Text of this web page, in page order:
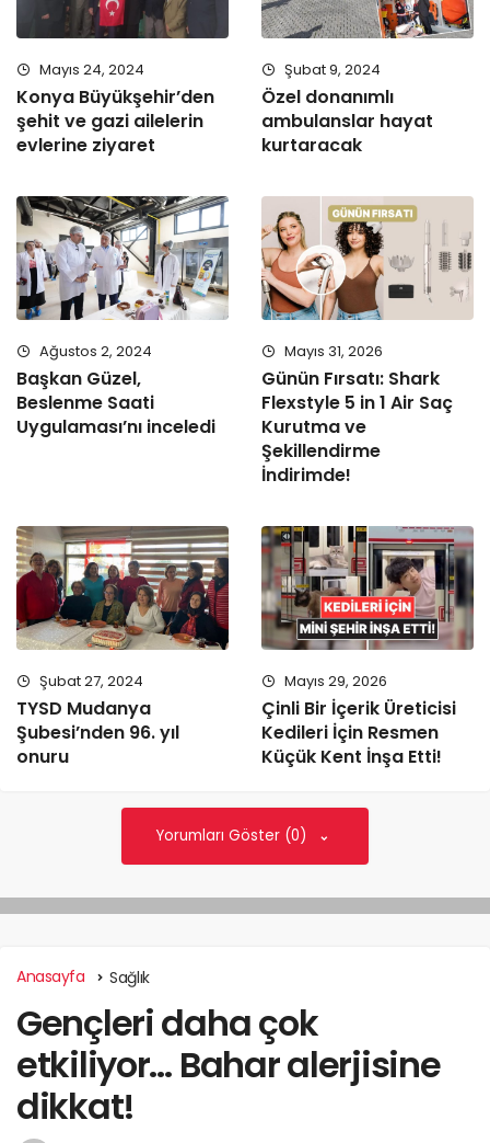
Mayıs 24, 2024
Konya Büyükşehir’den
şehit ve gazi ailelerin
evlerine ziyaret
Şubat 9, 2024
Özel donanımlı
ambulanslar hayat
kurtaracak
Ağustos 2, 2024
Başkan Güzel,
Beslenme Saati
Uygulaması’nı inceledi
Mayıs 31, 2026
Günün Fırsatı: Shark
Flexstyle 5 in 1 Air Saç
Kurutma ve
Şekillendirme
İndirimde!
Şubat 27, 2024
TYSD Mudanya
Şubesi’nden 96. yıl
onuru
Mayıs 29, 2026
Çinli Bir İçerik Üreticisi
Kedileri İçin Resmen
Küçük Kent İnşa Etti!
Yorumları Göster (0)
Anasayfa Sağlık
Gençleri daha çok
etkiliyor… Bahar alerjisine
dikkat!